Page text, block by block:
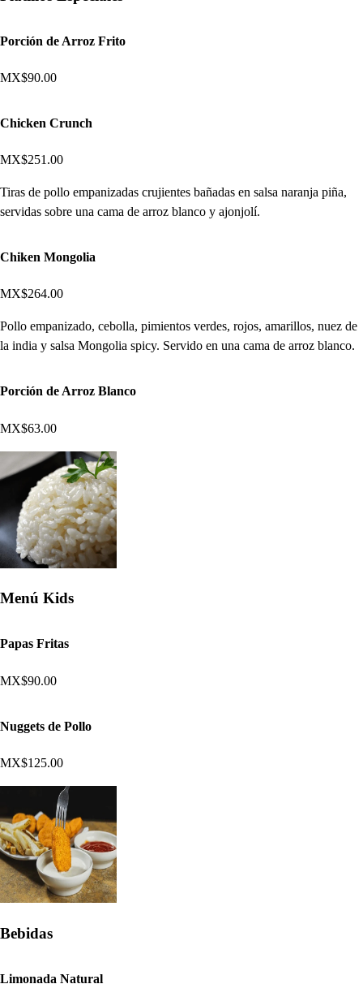
Porción de Arroz Frito
MX$90.00
Chicken Crunch
MX$251.00
Tiras de pollo empanizadas crujientes bañadas en salsa naranja piña,
servidas sobre una cama de arroz blanco y ajonjolí.
Chiken Mongolia
MX$264.00
Pollo empanizado, cebolla, pimientos verdes, rojos, amarillos, nuez de
la india y salsa Mongolia spicy. Servido en una cama de arroz blanco.
Porción de Arroz Blanco
MX$63.00
Menú Kids
Papas Fritas
MX$90.00
Nuggets de Pollo
MX$125.00
Bebidas
Limonada Natural